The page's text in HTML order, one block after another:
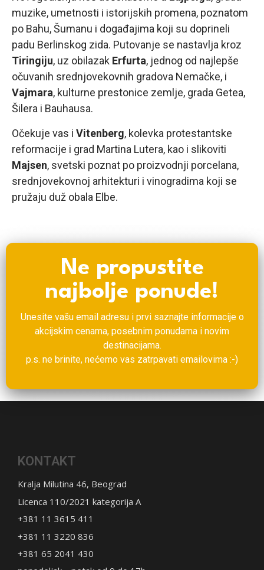
muzike, umetnosti i istorijskih promena, poznatom
po Bahu, Šumanu i događajima koji su doprineli
padu Berlinskog zida. Putovanje se nastavlja kroz
Tiringiju, uz obilazak Erfurta, jednog od najlepše
očuvanih srednjovekovnih gradova Nemačke, i
Vajmara, kulturne prestonice zemlje, grada Getea,
Šilera i Bauhausa.
Očekuje vas i Vitenberg, kolevka protestantske
reformacije i grad Martina Lutera, kao i slikoviti
Majsen, svetski poznat po proizvodnji porcelana,
srednjovekovnoj arhitekturi i vinogradima koji se
pružaju duž obala Elbe.
Ne propustite
najbolje ponude!
Unesite vašu email adresu i prvi saznajte informacije o
akcijskim cenama, posebnim ponudama i novim
destinacijama.
p.s. ne brinite, nećemo vas zatrpavati emailovima :-)
KONTAKT
Kralja Milutina 46, Beograd
Licenca 110/2021 kategorija A
+381 11 3615 411
+381 11 3220 836
+381 65 2041 430